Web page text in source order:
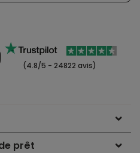
(4.8/5 - 24822 avis)
prêt